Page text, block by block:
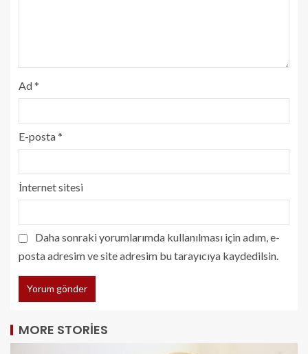
Ad*
E-posta*
İnternet sitesi
Daha sonraki yorumlarımda kullanılması için adım, e-
posta adresim ve site adresim bu tarayıcıya kaydedilsin.
MORE STORIES